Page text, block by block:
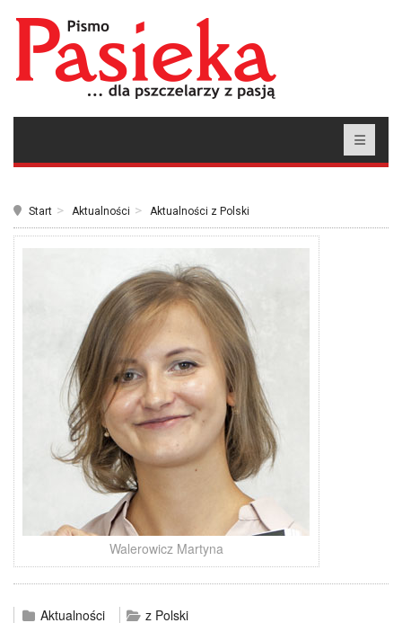
Start Aktualności Aktualności z Polski
Walerowicz Martyna
Aktualności
z Polski